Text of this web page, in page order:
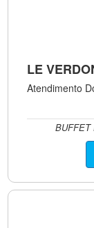
LE
Atendimento
BUFFET